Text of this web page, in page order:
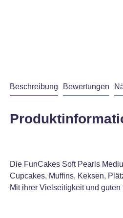
Beschreibung Bewertungen
Die FunCakes Soft Pearls
Cupcakes, Muffins, Keksen,
Mit ihrer Vielseitigkeit und